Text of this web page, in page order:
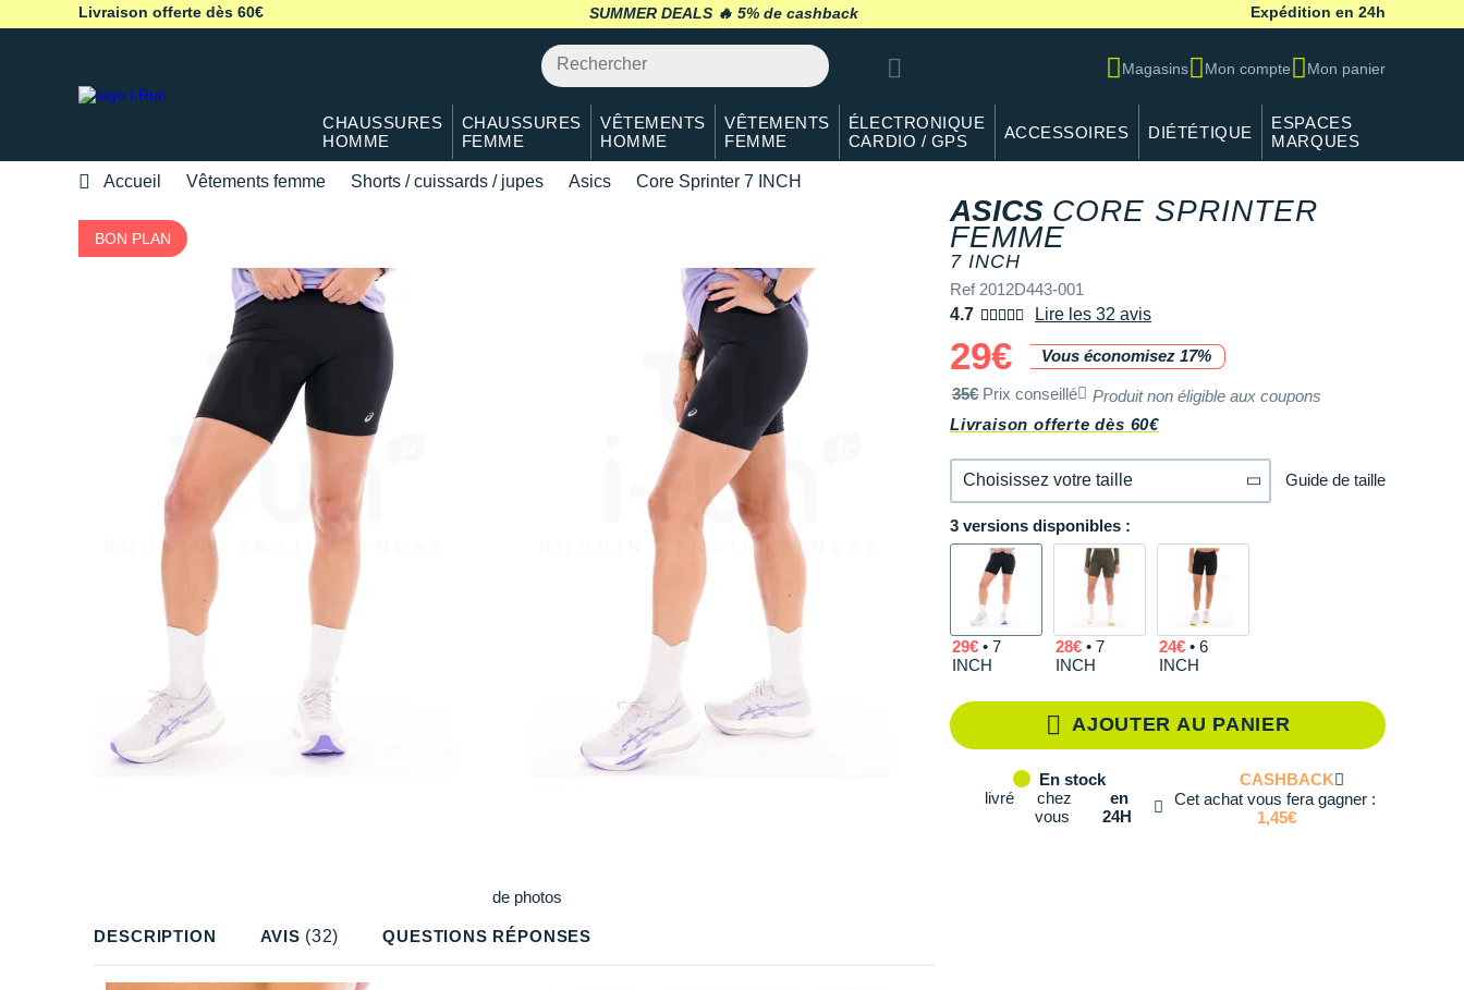
Livraison offerte dès 60€ SUMMER DEALS 🔥 retour 30 jours* Expédition en 24h
Magasins Mon compte Mon panier
CHAUSSURES
HOMME
CHAUSSURES
FEMME
VÊTEMENTS
HOMME
VÊTEMENTS
FEMME
ÉLECTRONIQUE
CARDIO / GPS
ACCESSOIRES DIÉTÉTIQUE
ESPACES
MARQUES
Accueil Vêtements femme Shorts / cuissards / jupes Asics Core Sprinter 7 INCH
ASICS CORE SPRINTER
FEMME
7 INCH
Ref 2012D443-001
4.7
Lire les 32 avis
29€ Vous économisez 17%
35€ Prix conseillé
Produit non éligible aux coupons
Livraison offerte dès 60€
Choisissez votre taille
XS En stock
S En stock
M En stock
En stock
Guide de taille
3 versions disponibles :
29€• 7
INCH
28€• 7
INCH
24€• 6
INCH
AJOUTER AU PANIER
En stock
livré
chez
vous
en
24H
CASHBACK
Cet achat vous fera gagner :
1,45€
BON PLAN
Plus
de photos
DESCRIPTION AVIS (32) QUESTIONS RÉPONSES
S En stock
En stock
En rupture